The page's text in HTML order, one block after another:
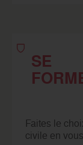
SE
Faites le
civile en